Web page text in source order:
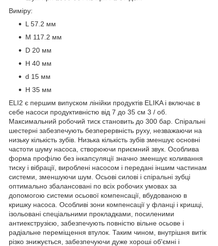
Виміру:
L 57.2 мм
M 117.2 мм
D 20 мм
H 40 мм
d 15 мм
H 35 мм
ELI2 є першим випуском лінійки продуктів ELIKA і включає в
себе насоси продуктивністю від 7 до 35 см 3 / об.
Максимальний робочий тиск становить до 300 бар. Спіральні
шестерні забезпечують безперервність руху, незважаючи на
низьку кількість зубів. Низька кількість зубів зменшує основні
частоти шуму насоса, створюючи приємний звук. Особлива
форма профілю без інкапсуляції значно зменшує коливання
тиску і вібрації, вироблені насосом і передані іншим частинам
системи, зменшуючи шум. Осьові силові і спіральні зубці
оптимально збалансовані по всіх робочих умовах за
допомогою системи осьової компенсації, вбудованою в
кришку насоса. Особливі зони компенсації у фланці і кришці,
ізольовані спеціальними прокладками, посиленими
антиекструзією, забезпечують повністю вільне осьове і
радіальне переміщення втулок. Таким чином, внутрішня витік
різко знижується, забезпечуючи дуже хороші об'ємні і